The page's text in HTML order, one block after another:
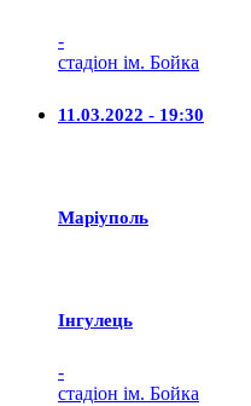
-
стадіон ім. Бойка
11.03.2022 - 19:30
Маріуполь
Iнгулець
-
стадіон ім. Бойка